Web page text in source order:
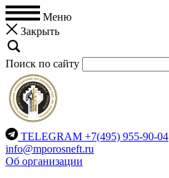
Меню
Закрыть
Поиск по сайту
TELEGRAM +7(495) 955-90-04
info@mporosneft.ru
Об организации